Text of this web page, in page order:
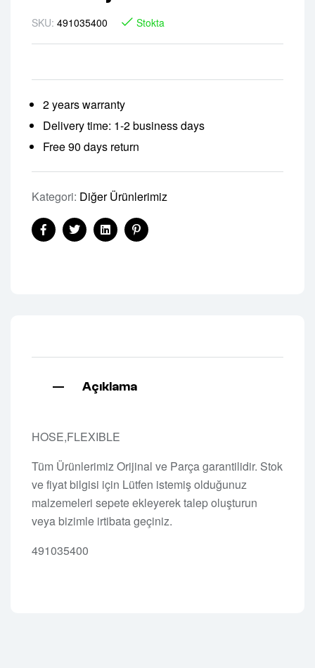
SKU: 491035400 Stokta
2 years warranty
Delivery time: 1-2 business days
Free 90 days return
Kategori: Diğer Ürünlerimiz
FacebookTwitterLinkedinPinterest
Açıklama
HOSE,FLEXIBLE
Tüm Ürünlerimiz Orijinal ve Parça garantilidir. Stok
ve fiyat bilgisi için Lütfen istemiş olduğunuz
malzemeleri sepete ekleyerek talep oluşturun
veya bizimle irtibata geçiniz.
491035400